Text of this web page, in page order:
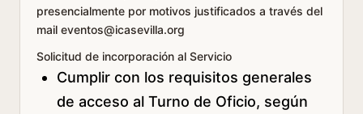
presencialmente por motivos justificados a través del
mail eventos@icasevilla.org
Solicitud de incorporación al Servicio
Cumplir con los requisitos generales
de acceso al Turno de Oficio, según